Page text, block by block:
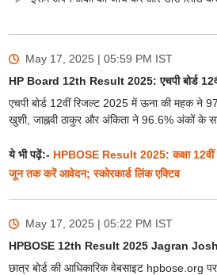
May 17, 2025 | 05:59 PM IST
HP Board 12th Result 2025: एचपी बोर्ड
एचपी बोर्ड 12वीं रिजल्ट 2025 में ऊना की महक ने
खुशी, जाह्नवी ठाकुर और अंकिता ने 96.6% अंकों के
ये भी पढ़ें:- HPBOSE Result 2025: कक्षा 12वीं
जून तक करें आवेदन; स्कोरकार्ड लिंक एक्टिव
May 17, 2025 | 05:22 PM IST
HPBOSE 12th Result 2025 Jagran Josh:
छात्र बोर्ड की आधिकारिक वेबसाइट hpbose.org